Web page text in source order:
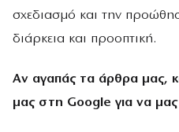
σχεδιασμό και την
διάρκεια και προοπτική.
Αν αγαπάς τα άρθρα μας,
μας στη Google για να μας